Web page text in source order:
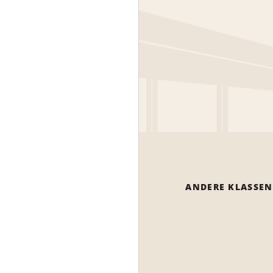
ANDERE KLASSEN